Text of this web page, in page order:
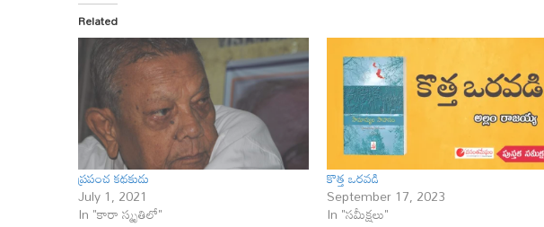
Related
ప్రపంచ కథకుడు
July 1, 2021
In "కారా స్మృతిలో"
కొత్త ఒరవడి
September 17, 2023
In "సమీక్షలు"